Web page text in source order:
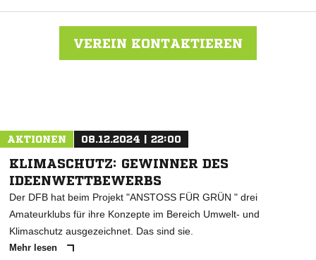
VEREIN KONTAKTIEREN
AKTIONEN 08.12.2024 | 22:00
KLIMASCHUTZ: GEWINNER DES
IDEENWETTBEWERBS
Der DFB hat beim Projekt "ANSTOSS FÜR GRÜN " drei
Amateurklubs für ihre Konzepte im Bereich Umwelt- und
Klimaschutz ausgezeichnet. Das sind sie.
Mehr lesen